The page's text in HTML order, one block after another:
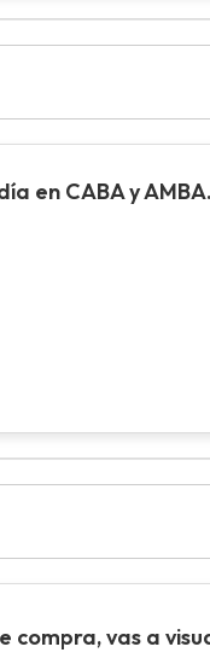
en CABA y
compra, vas a